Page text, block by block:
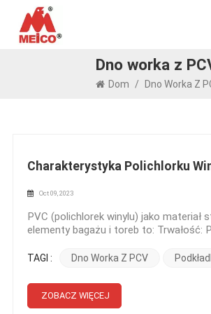
Dno worka z
Dom / Dno Worka Z
Charakterystyka Polichlorku
Oct 09, 2023
PVC (polichlorek winylu) jako materiał
elementy bagażu i toreb to: Trwałość:
odpornością na zużycie. Może
degradacji. Wodoodporność: PVC jest z
wodoodporny, dzięki czemu nadaje się
w workach, gdzie ważna jest ochrona
TAGI : Dno Worka Z PCV
ZOBACZ WIĘCEJ